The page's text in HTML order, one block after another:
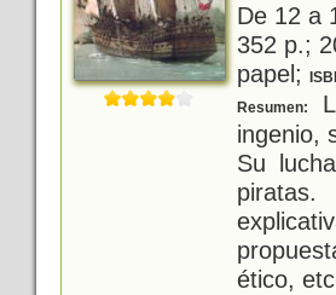
De 12 a
352 p.;
papel;
Resumen:
ingenio,
Su
piratas.
ético,